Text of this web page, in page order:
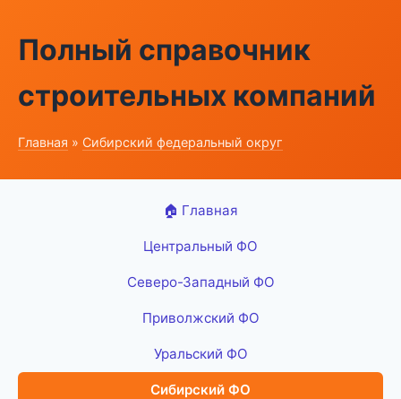
Полный справочник
строительных компаний
Главная » Сибирский федеральный округ
🏠 Главная
Центральный ФО
Северо-Западный ФО
Приволжский ФО
Уральский ФО
Сибирский ФО